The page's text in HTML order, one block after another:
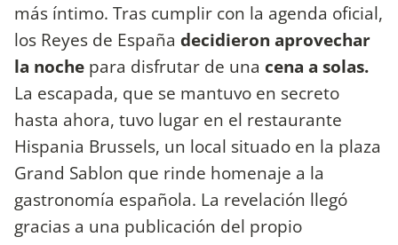
más íntimo. Tras cumplir con la agenda oficial,
los Reyes de España decidieron aprovechar
la noche para disfrutar de una cena a solas.
La escapada, que se mantuvo en secreto
hasta ahora, tuvo lugar en el restaurante
Hispania Brussels, un local situado en la plaza
Grand Sablon que rinde homenaje a la
gastronomía española. La revelación llegó
gracias a una publicación del propio